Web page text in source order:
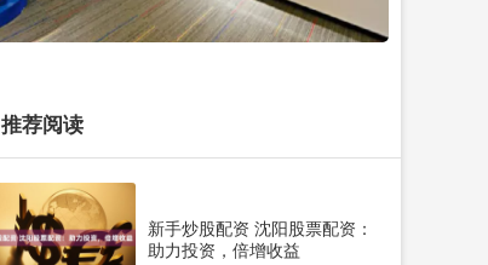
推荐阅读
新手炒股配资 沈阳股票配资：
助力投资，倍增收益